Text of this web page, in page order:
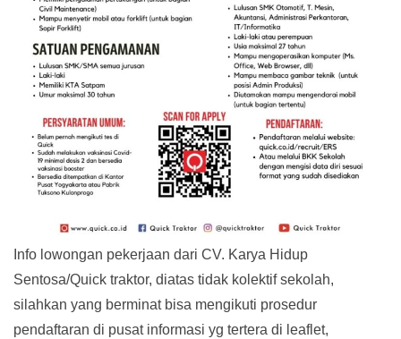
Info lowongan pekerjaan dari CV. Karya Hidup
Sentosa/Quick traktor, diatas tidak kolektif sekolah,
silahkan yang berminat bisa mengikuti prosedur
pendaftaran di pusat informasi yg tertera di leaflet,